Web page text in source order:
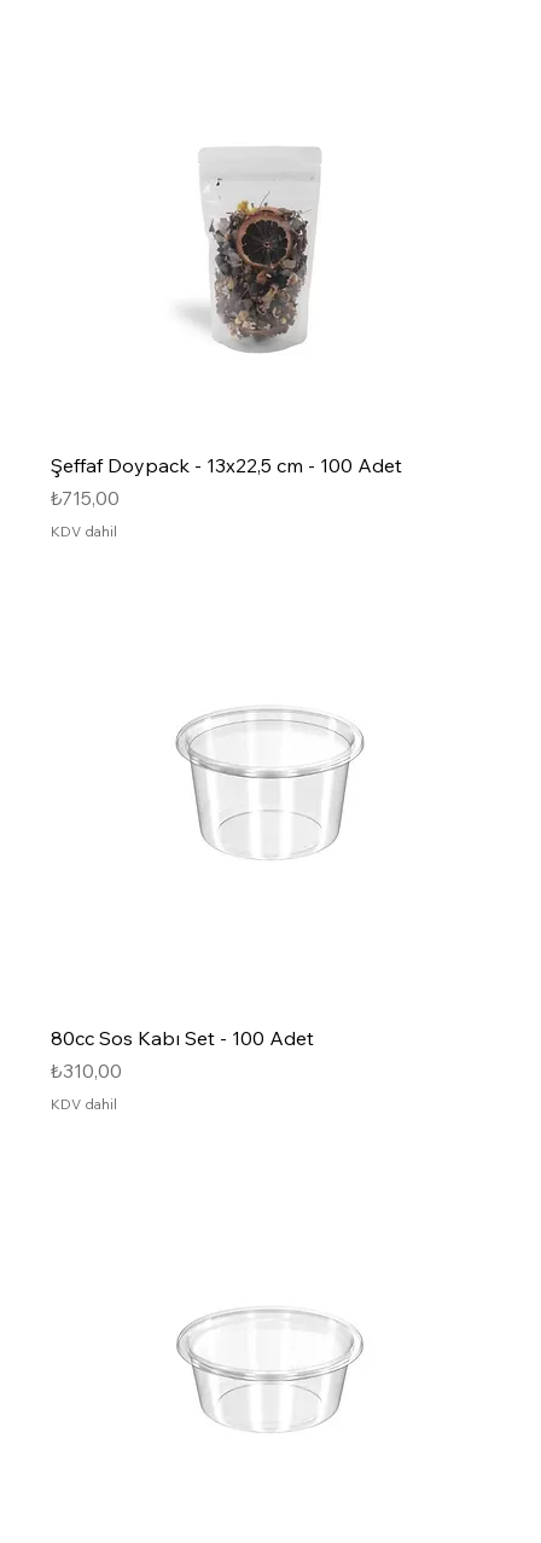
Şeffaf Doypack - 13x22,5 cm - 100 Adet
Fiyat
₺715,00
KDV dahil
80cc Sos Kabı Set - 100 Adet
Fiyat
₺310,00
KDV dahil